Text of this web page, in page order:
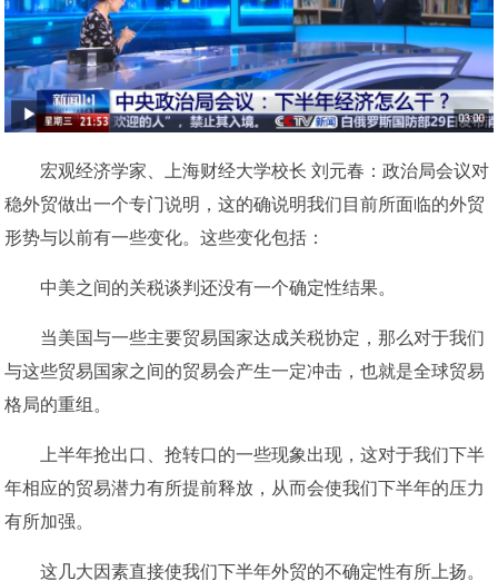
宏观经济学家、上海财经大学校长 刘元春：政治局会议对
稳外贸做出一个专门说明，这的确说明我们目前所面临的外贸
形势与以前有一些变化。这些变化包括：
中美之间的关税谈判还没有一个确定性结果。
当美国与一些主要贸易国家达成关税协定，那么对于我们
与这些贸易国家之间的贸易会产生一定冲击，也就是全球贸易
格局的重组。
上半年抢出口、抢转口的一些现象出现，这对于我们下半
年相应的贸易潜力有所提前释放，从而会使我们下半年的压力
有所加强。
这几大因素直接使我们下半年外贸的不确定性有所上扬。